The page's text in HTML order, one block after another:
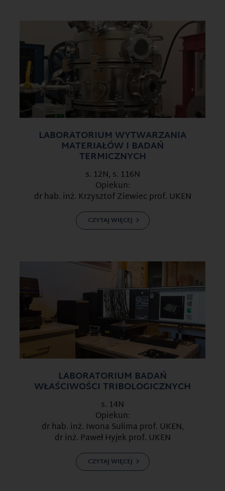
LABORATORIUM WYTWARZANIA
MATERIAŁÓW I BADAŃ
TERMICZNYCH
s. 12N, s. 116N
Opiekun:
dr hab. inż. Krzysztof Ziewiec prof. UKEN
CZYTAJ WIĘCEJ
LABORATORIUM BADAŃ
WŁAŚCIWOŚCI TRIBOLOGICZNYCH
s. 14N
Opiekun:
dr hab. inż. Iwona Sulima prof. UKEN,
dr inż. Paweł Hyjek prof. UKEN
CZYTAJ WIĘCEJ